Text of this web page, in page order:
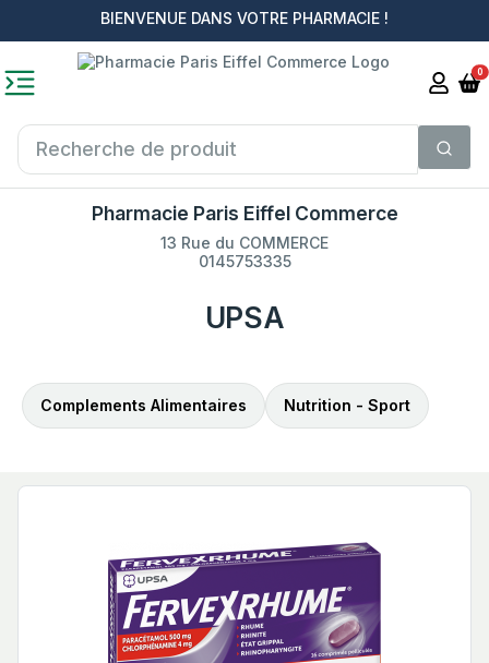
BIENVENUE DANS VOTRE PHARMACIE !
0
Pharmacie Paris Eiffel Commerce
13 Rue du COMMERCE
0145753335
UPSA
Complements Alimentaires Nutrition - Sport